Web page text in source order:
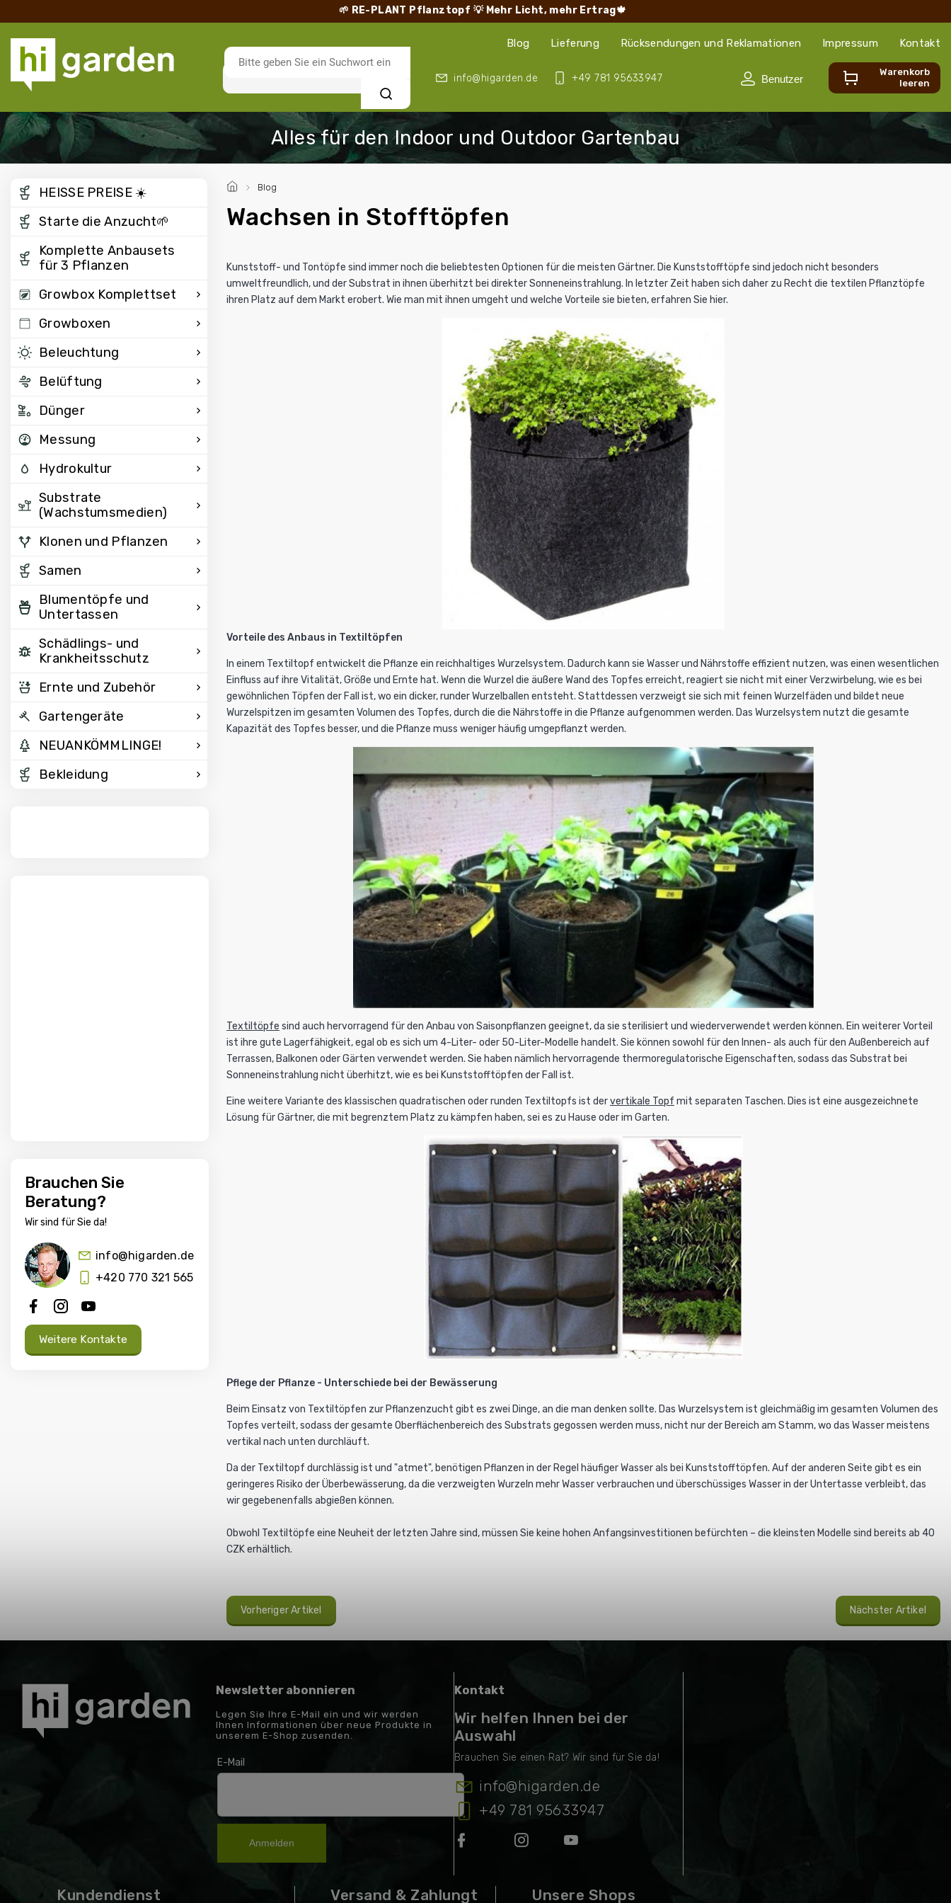
🌱 RE-PLANT Pflanztopf 💡 Mehr Licht, mehr Ertrag🍁
+49 781 95633947
info@higarden.de
Blog Lieferung Rücksendungen und Reklamationen Impressum Kontakt
Suchen
Warenkorb
leeren
/ Blog
HEISSE PREISE ☀️
Starte die Anzucht🌱
Komplette Anbausets
für 3 Pflanzen
Growbox Komplettset
Growboxen
Beleuchtung
Belüftung
Dünger
Messung
Hydrokultur
Substrate
(Wachstumsmedien)
Klonen und Pflanzen
Samen
Blumentöpfe und
Untertassen
Schädlings- und
Krankheitsschutz
Ernte und Zubehör
Gartengeräte
NEUANKÖMMLINGE!
Bekleidung
Brauchen Sie
Beratung?
Wir sind für Sie da!
info@higarden.de
+420 770 321 565
Weitere Kontakte
Wachsen in Stofftöpfen
Kunststoff- und Tontöpfe sind immer noch die beliebtesten Optionen für die meisten Gärtner. Die Kunststofftöpfe sind jedoch nicht besonders
umweltfreundlich, und der Substrat in ihnen überhitzt bei direkter Sonneneinstrahlung. In letzter Zeit haben sich daher zu Recht die textilen Pflanztöpfe
ihren Platz auf dem Markt erobert. Wie man mit ihnen umgeht und welche Vorteile sie bieten, erfahren Sie hier.
Vorteile des Anbaus in Textiltöpfen
In einem Textiltopf entwickelt die Pflanze ein reichhaltiges Wurzelsystem. Dadurch kann sie Wasser und Nährstoffe effizient nutzen, was einen wesentlichen
Einfluss auf ihre Vitalität, Größe und Ernte hat. Wenn die Wurzel die äußere Wand des Topfes erreicht, reagiert sie nicht mit einer Verzwirbelung, wie es bei
gewöhnlichen Töpfen der Fall ist, wo ein dicker, runder Wurzelballen entsteht. Stattdessen verzweigt sie sich mit feinen Wurzelfäden und bildet neue
Wurzelspitzen im gesamten Volumen des Topfes, durch die die Nährstoffe in die Pflanze aufgenommen werden. Das Wurzelsystem nutzt die gesamte
Kapazität des Topfes besser, und die Pflanze muss weniger häufig umgepflanzt werden.
Textiltöpfe sind auch hervorragend für den Anbau von Saisonpflanzen geeignet, da sie sterilisiert und wiederverwendet werden können. Ein weiterer Vorteil
ist ihre gute Lagerfähigkeit, egal ob es sich um 4-Liter- oder 50-Liter-Modelle handelt. Sie können sowohl für den Innen- als auch für den Außenbereich auf
Terrassen, Balkonen oder Gärten verwendet werden. Sie haben nämlich hervorragende thermoregulatorische Eigenschaften, sodass das Substrat bei
Sonneneinstrahlung nicht überhitzt, wie es bei Kunststofftöpfen der Fall ist.
Eine weitere Variante des klassischen quadratischen oder runden Textiltopfs ist dervertikale Topf mit separaten Taschen. Dies ist eine ausgezeichnete
Lösung für Gärtner, die mit begrenztem Platz zu kämpfen haben, sei es zu Hause oder im Garten.
Pflege der Pflanze - Unterschiede bei der Bewässerung
Beim Einsatz von Textiltöpfen zur Pflanzenzucht gibt es zwei Dinge, an die man denken sollte. Das Wurzelsystem ist gleichmäßig im gesamten Volumen des
Topfes verteilt, sodass der gesamte Oberflächenbereich des Substrats gegossen werden muss, nicht nur der Bereich am Stamm, wo das Wasser meistens
vertikal nach unten durchläuft.
Da der Textiltopf durchlässig ist und "atmet", benötigen Pflanzen in der Regel häufiger Wasser als bei Kunststofftöpfen. Auf der anderen Seite gibt es ein
geringeres Risiko der Überbewässerung, da die verzweigten Wurzeln mehr Wasser verbrauchen und überschüssiges Wasser in der Untertasse verbleibt, das
wir gegebenenfalls abgießen können.
Obwohl Textiltöpfe eine Neuheit der letzten Jahre sind, müssen Sie keine hohen Anfangsinvestitionen befürchten – die kleinsten Modelle sind bereits ab 40
CZK erhältlich.
Vorheriger Artikel Nächster Artikel
Newsletter abonnieren
Legen Sie Ihre E-Mail ein und wir werden
Ihnen Informationen über neue Produkte in
unserem E-Shop zusenden.
E-Mail
Anmelden
Kontakt
Wir helfen Ihnen bei der
Auswahl
info@higarden.de
+49 781 95633947
Kundendienst Versand & Zahlungt Unsere Shops